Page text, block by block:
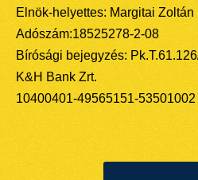
Elnök-helyettes: Margitai
Adószám:18525278-2-08
Bírósági bejegyzés:
K&H Bank Zrt.
10400401-49565151-53501002